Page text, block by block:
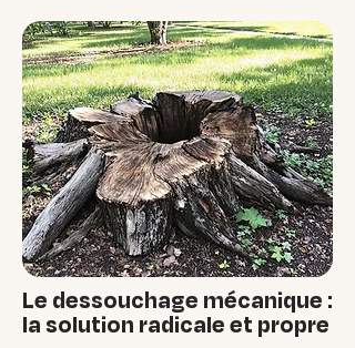
Le dessouchage mécanique :
la solution radicale et propre